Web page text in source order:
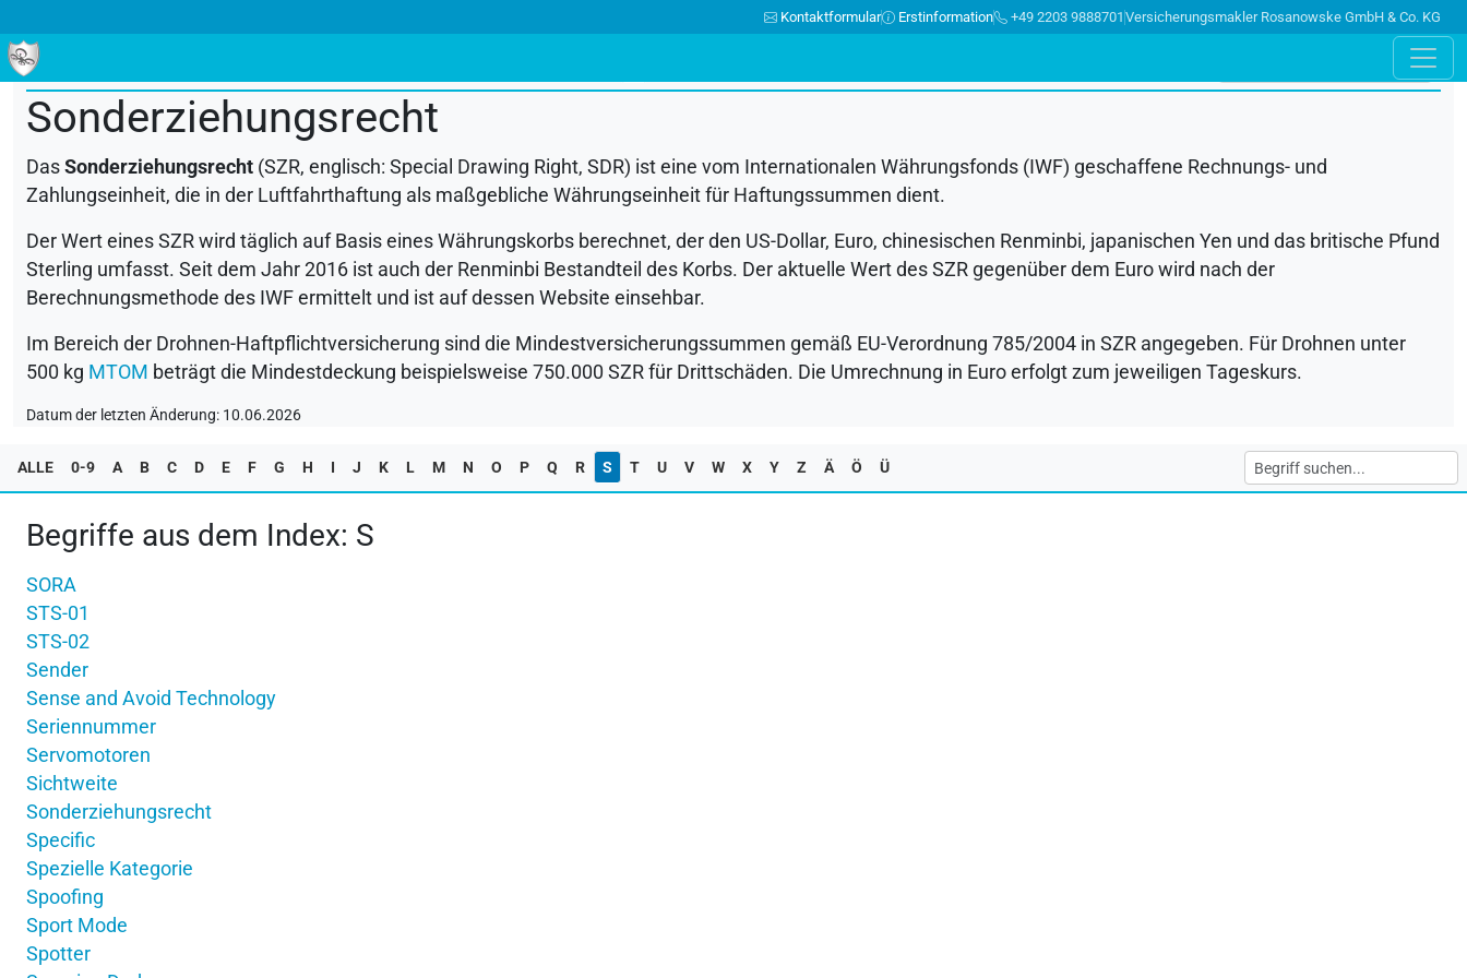
Kontaktformular Erstinformation +49 2203 9888701 Versicherungsmakler Rosanowske GmbH & Co. KG
Sonderziehungsrecht
Das Sonderziehungsrecht (SZR, englisch: Special Drawing Right, SDR) ist eine vom Internationalen Währungsfonds ( IWF) geschaffene Rechnungs- und
Zahlungseinheit, die in der Luftfahrthaftung als maßgebliche Währungseinheit für Haftungssummen dient.
Der Wert eines SZR wird täglich auf Basis eines Währungskorbs berechnet, der den US-Dollar, Euro, chinesischen Renminbi, japanischen Yen und das britische Pfund
Sterling umfasst. Seit dem Jahr 2016 ist auch der Renminbi Bestandteil des Korbs. Der aktuelle Wert des SZR gegenüber dem Euro wird nach der
Berechnungsmethode des IWF ermittelt und ist auf dessen Website einsehbar.
Im Bereich der Drohnen-Haftpflichtversicherung sind die Mindestversicherungssummen gemäß EU-Verordnung 785/2004 in SZR angegeben. Für Drohnen unter
500 kg MTOM beträgt die Mindestdeckung beispielsweise 750.000 SZR für Drittschäden. Die Umrechnung in Euro erfolgt zum jeweiligen Tageskurs.
Datum der letzten Änderung: 10.06.2026
ALLE 0-9 A B C D E F G H I J K L M N O P Q R S T U V W X Y Z Ä Ö Ü
Begriffe aus dem Index: S
SORA
STS-01
STS-02
Sender
Sense and Avoid Technology
Seriennummer
Servomotoren
Sichtweite
Sonderziehungsrecht
Specific
Spezielle Kategorie
Spoofing
Sport Mode
Spotter